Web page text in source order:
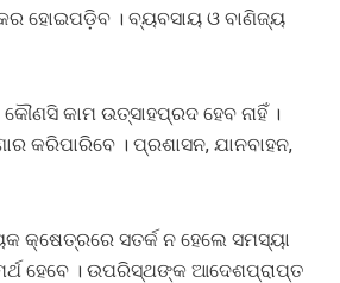
ହୋଇପଡ଼ିବ । ବ୍ୟବସାୟ ଓ ବାଣିଜ୍ୟ
କାମ ଉତ୍ସାହପ୍ରଦ ହେବ ନାହିଁ ।
କରିପାରିବେ । ପ୍ରଶାସନ, ଯାନବାହନ,
କ୍ଷେତ୍ରରେ ସତର୍କ ନ ହେଲେ ସମସ୍ୟା
ହେବେ । ଉପରିସ୍ଥଙ୍କ ଆଦେଶପ୍ରାପ୍ତ